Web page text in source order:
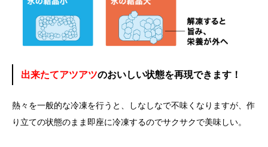
出来たてアツアツのおいしい状態を再現できます！
熱々を一般的な冷凍を行うと、しなしなで不味くなりますが、作
り立ての状態のまま即座に冷凍するのでサクサクで美味しい。